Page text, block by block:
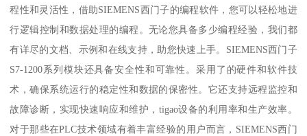
程性和灵活性，借助SIEMENS西门子的编程软件，您可以轻松地进
行逻辑控制和数据处理的编程。无论您具备多少编程经验，我们都
有详尽的文档、示例和在线支持，助您快速上手。SIEMENS西门子
S7-1200系列模块还具备安全性和可靠性。采用了的硬件和软件技
术，确保系统运行的稳定性和数据的保密性。它还支持远程监控和
故障诊断，实现快速响应和维护，tigao设备的利用率和生产效率。
对于那些在PLC技术领域有着丰富经验的用户而言，SIEMENS西门